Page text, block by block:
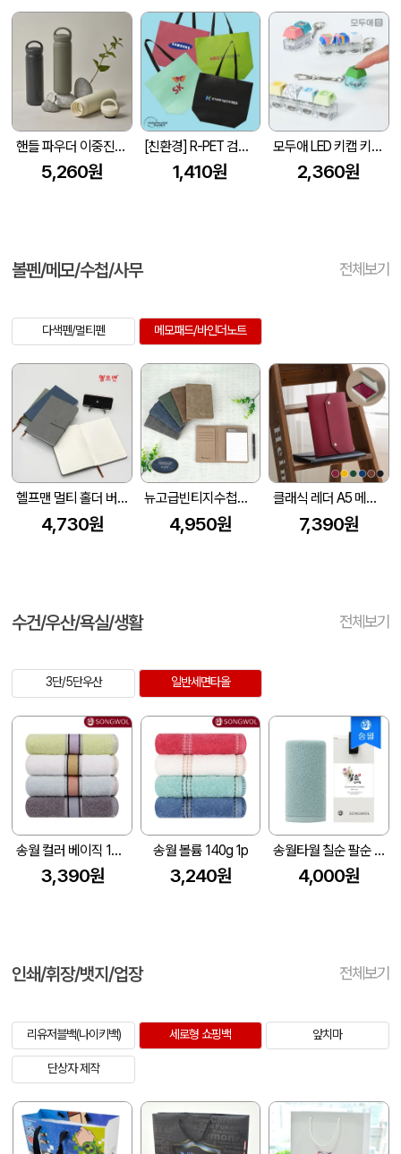
핸들 파우더 이중진공 스텐텀블러 500ml 손잡이 텀블러
5,260원
[친환경] R-PET 검정내피 리유저블백 (4색/중형/170g)(450x150x400mm)
1,410원
모두애 LED 키캡 키링 굿즈
2,360원
볼펜/메모/수첩/사무 전체보기
다색펜/멀티펜 메모패드/바인더노트
헬프맨 멀티 홀더 버클 메모노트(A5
4,730원
뉴고급빈티지수첩메모패드
4,950원
클래식 레더 A5 메모패드 날개형 (215*160mm) (고급선물용 자석케이스 포함)
7,390원
수건/우산/욕실/생활 전체보기
3단/5단우산 일반세면타올
송월 컬러 베이직 130g 1p
3,390원
송월 볼륨 140g 1p
3,240원
송월타월 칠순 팔순 고희 답례품 기프트세트(라이트무지)(전용띠지 포함)
4,000원
인쇄/휘장/뱃지/업장 전체보기
리유저블백(나이키백) 세로형 쇼핑백 앞치마
단상자 제작